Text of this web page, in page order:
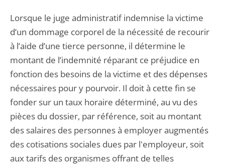
Lorsque le juge administratif indemnise la victime
d’un dommage corporel de la nécessité de recourir
à l’aide d’une tierce personne, il détermine le
montant de l’indemnité réparant ce préjudice en
fonction des besoins de la victime et des dépenses
nécessaires pour y pourvoir. Il doit à cette fin se
fonder sur un taux horaire déterminé, au vu des
pièces du dossier, par référence, soit au montant
des salaires des personnes à employer augmentés
des cotisations sociales dues par l'employeur, soit
aux tarifs des organismes offrant de telles